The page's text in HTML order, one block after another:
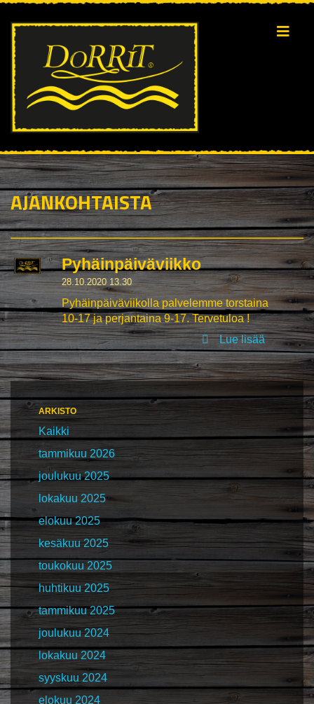
AJANKOHTAISTA
Pyhäinpäiväviikko
28.10.2020 13.30
Pyhäinpäiväviikolla palvelemme torstaina
10-17 ja perjantaina 9-17. Tervetuloa !
Lue lisää
ARKISTO
Kaikki
tammikuu 2026
joulukuu 2025
lokakuu 2025
elokuu 2025
kesäkuu 2025
toukokuu 2025
huhtikuu 2025
tammikuu 2025
joulukuu 2024
lokakuu 2024
syyskuu 2024
elokuu 2024